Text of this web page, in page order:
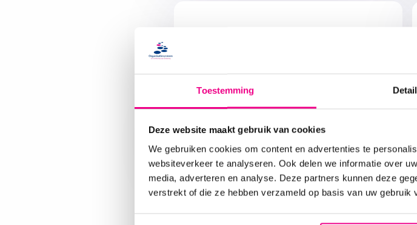
Toestemming
Deze website maakt gebruik van cookies
We gebruiken cookies om content en advertenties te
websiteverkeer te analyseren. Ook delen we informatie over
media, adverteren en analyse. Deze partners kunnen deze
verstrekt of die ze hebben verzameld op basis van uw gebruik
Een naderende audit of behoefte aan meer structuur?
CAPTCHA